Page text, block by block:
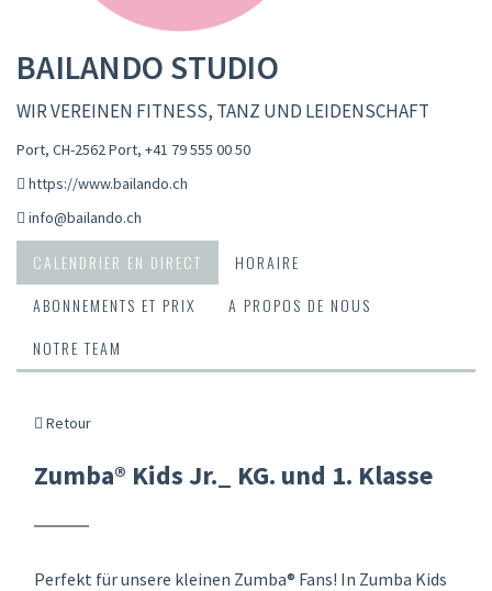
BAILANDO STUDIO
WIR VEREINEN FITNESS, TANZ UND LEIDENSCHAFT
Port, CH-2562 Port, +41 79 555 00 50
https://www.bailando.ch
info@bailando.ch
CALENDRIER EN DIRECT
HORAIRE
ABONNEMENTS ET PRIX
A PROPOS DE NOUS
NOTRE TEAM
Retour
Zumba® Kids Jr._ KG. und 1. Klasse
Perfekt für unsere kleinen Zumba® Fans! In Zumba Kids